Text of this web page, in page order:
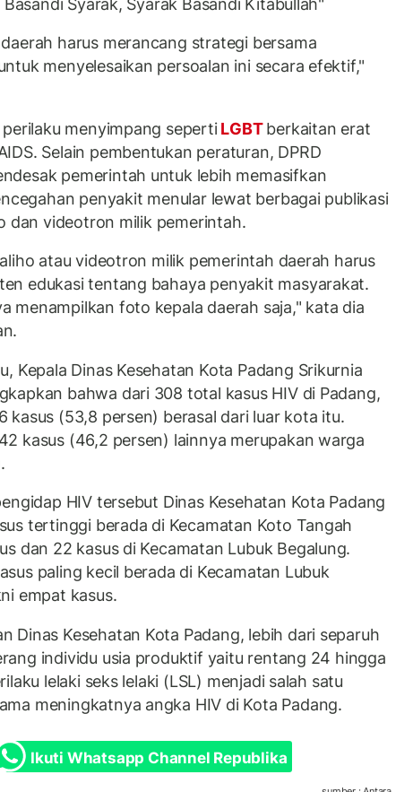
harus merancang strategi bersama
menyelesaikan persoalan ini secara efektif,"
menyimpang sepertiLGBTberkaitan erat
Selain pembentukan peraturan, DPRD
pemerintah untuk lebih memasifkan
penyakit menular lewat berbagai publikasi
dan videotron milik pemerintah.
atau videotron milik pemerintah daerah harus
edukasi tentang bahaya penyakit masyarakat.
menampilkan foto kepala daerah saja," kata dia
Kepala Dinas Kesehatan Kota Padang Srikurnia
bahwa dari 308 total kasus HIV di Padang,
kasus (53,8 persen) berasal dari luar kota itu.
kasus (46,2 persen) lainnya merupakan warga
HIV tersebut Dinas Kesehatan Kota Padang
tertinggi berada di Kecamatan Koto Tangah
dan 22 kasus di Kecamatan Lubuk Begalung.
paling kecil berada di Kecamatan Lubuk
empat kasus.
Dinas Kesehatan Kota Padang, lebih dari separuh
individu usia produktif yaitu rentang 24 hingga
lelaki seks lelaki (LSL) menjadi salah satu
meningkatnya angka HIV di Kota Padang.
Ikuti Whatsapp Channel Republika